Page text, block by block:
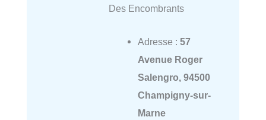
Des Encombrants
Adresse : 57
Avenue Roger
Salengro, 94500
Champigny-sur-
Marne